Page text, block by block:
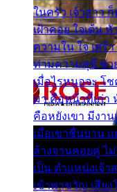
ในครัว เจ้าสาว
เฝ้าคอย ใจเต้น
ความใน ใจ เศร้
ท่ามความสุขี ช่ว
เมื่อไรหนอจะ โ
มา คือหน้าที่เก่า
คือหยังเขา มีงา
เมื่อเขาชื่นบาน
ล้างจานคอยคู่ ไ
เป็น ตำแหน่งเจ้
เข้าพาขวัญ เสีย